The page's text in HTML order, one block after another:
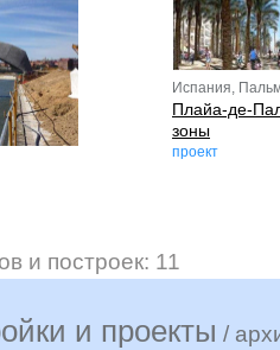
Испания,
Плайа-де-
зоны
проект
и построек: 11
и проекты /